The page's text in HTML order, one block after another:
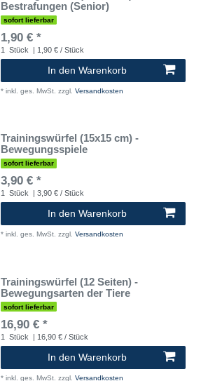
Bestrafungen (Senior)
sofort lieferbar
1,90 € *
1 Stück | 1,90 € / Stück
In den Warenkorb
* inkl. ges. MwSt. zzgl. Versandkosten
Trainingswürfel (15x15 cm) -
Bewegungsspiele
sofort lieferbar
3,90 € *
1 Stück | 3,90 € / Stück
In den Warenkorb
* inkl. ges. MwSt. zzgl. Versandkosten
Trainingswürfel (12 Seiten) -
Bewegungsarten der Tiere
sofort lieferbar
16,90 € *
1 Stück | 16,90 € / Stück
In den Warenkorb
* inkl. ges. MwSt. zzgl. Versandkosten